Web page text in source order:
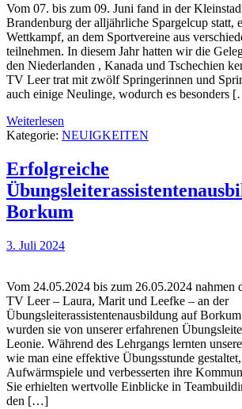
Vom 07. bis zum 09. Juni fand in der
Brandenburg der alljährliche Spargelcup statt,
Wettkampf, an dem Sportvereine aus
teilnehmen. In diesem Jahr hatten wir die
den Niederlanden , Kanada und Tschechien
TV Leer trat mit zwölf Springerinnen und
auch einige Neulinge, wodurch es besonders
Weiterlesen
Kategorie: NEUIGKEITEN
Erfolgreiche
Borkum
3. Juli 2024
Vom 24.05.2024 bis zum 26.05.2024 nahmen
TV Leer – Laura, Marit und Leefke – an der
Übungsleiterassistentenausbildung auf
wurden sie von unserer erfahrenen
Leonie. Während des Lehrgangs lernten
wie man eine effektive Übungsstunde
Aufwärmspiele und verbesserten ihre
Sie erhielten wertvolle Einblicke in
den […]